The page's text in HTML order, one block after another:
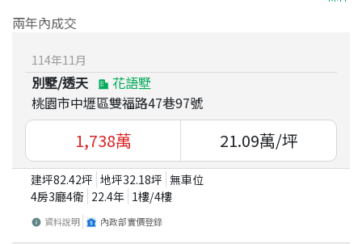
兩年內成交
114年11 月
別墅/透天
花語墅
桃園市中壢區雙福路47巷97號
1,738萬 21.09萬/坪
建坪82.42坪 地坪32.18坪 無車位
4房3廳4衛 22.4年 1樓/4樓
資料說明 內政部實價登錄